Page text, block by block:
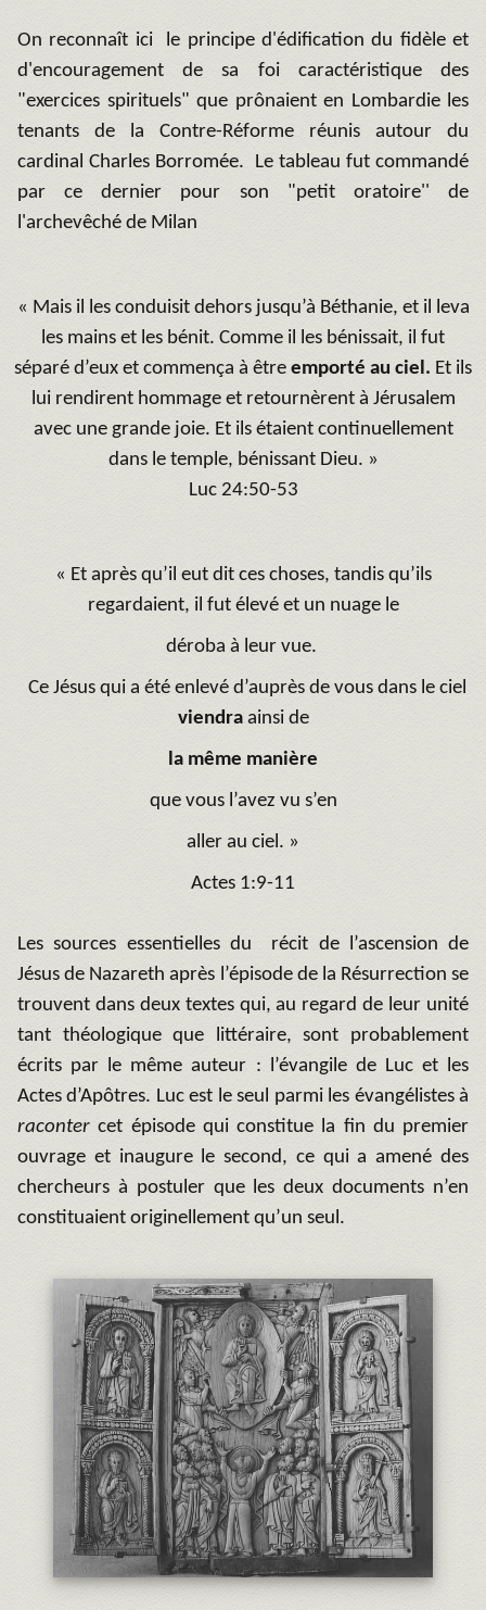
On reconnaît ici le principe d'édification du fidèle et
d'encouragement de sa foi caractéristique des
"exercices spirituels" que prônaient en Lombardie les
tenants de la Contre-Réforme réunis autour du
cardinal Charles Borromée. Le tableau fut commandé
par ce dernier pour son "petit oratoire'' de
l'archevêché de Milan
« Mais il les conduisit dehors jusqu’à Béthanie, et il leva
les mains et les bénit. Comme il les bénissait, il fut
séparé d’eux et commença à être emporté au ciel. Et ils
lui rendirent hommage et retournèrent à Jérusalem
avec une grande joie. Et ils étaient continuellement
dans le temple, bénissant Dieu. »
Luc 24:50-53
« Et après qu’il eut dit ces choses, tandis qu’ils
regardaient, il fut élevé et un nuage le
déroba à leur vue.
Ce Jésus qui a été enlevé d’auprès de vous dans le ciel
viendraainsi de
la même manière
que vous l’avez vu s’en
aller au ciel. »
Actes 1:9-11
Les sources essentielles du récit de l’ascension de
Jésus de Nazareth après l’épisode de la Résurrection se
trouvent dans deux textes qui, au regard de leur unité
tant théologique que littéraire, sont probablement
écrits par le même auteur : l’évangile de Luc et les
Actes d’Apôtres. Luc est le seul parmi les évangélistes à
raconter cet épisode qui constitue la fin du premier
ouvrage et inaugure le second, ce qui a amené des
chercheurs à postuler que les deux documents n’en
constituaient originellement qu’un seul.